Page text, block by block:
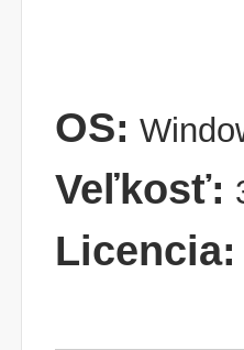
OS:
Veľkosť:
Licencia: